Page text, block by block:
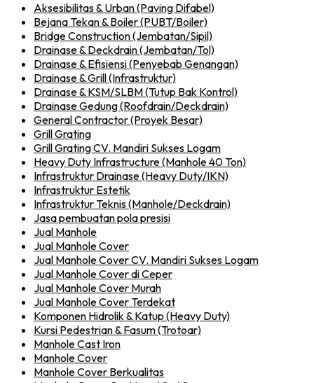
Aksesibilitas & Urban (Paving Difabel)
Bejana Tekan & Boiler (PUBT/Boiler)
Bridge Construction (Jembatan/Sipil)
Drainase & Deckdrain (Jembatan/Tol)
Drainase & Efisiensi (Penyebab Genangan)
Drainase & Grill (Infrastruktur)
Drainase & KSM/SLBM (Tutup Bak Kontrol)
Drainase Gedung (Roofdrain/Deckdrain)
General Contractor (Proyek Besar)
Grill Grating
Grill Grating CV. Mandiri Sukses Logam
Heavy Duty Infrastructure (Manhole 40 Ton)
Infrastruktur Drainase (Heavy Duty/IKN)
Infrastruktur Estetik
Infrastruktur Teknis (Manhole/Deckdrain)
Jasa pembuatan pola presisi
Jual Manhole
Jual Manhole Cover
Jual Manhole Cover CV. Mandiri Sukses Logam
Jual Manhole Cover di Ceper
Jual Manhole Cover Murah
Jual Manhole Cover Terdekat
Komponen Hidrolik & Katup (Heavy Duty)
Kursi Pedestrian & Fasum (Trotoar)
Manhole Cast Iron
Manhole Cover
Manhole Cover Berkualitas